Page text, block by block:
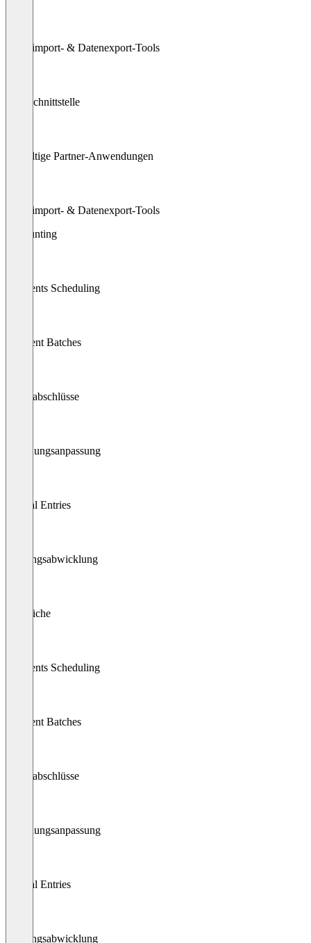
Datenimport- & Datenexport-Tools
API-Schnittstelle
Vielfältige Partner-Anwendungen
Datenimport- & Datenexport-Tools
Accounting
Payments Scheduling
Payment Batches
Jahresabschlüsse
Rechnungsanpassung
Journal Entries
Zahlungsabwicklung
Abgleiche
Payments Scheduling
Payment Batches
Jahresabschlüsse
Rechnungsanpassung
Journal Entries
Zahlungsabwicklung